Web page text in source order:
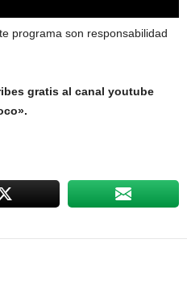
programa son responsabilidad
gratis al canal youtube